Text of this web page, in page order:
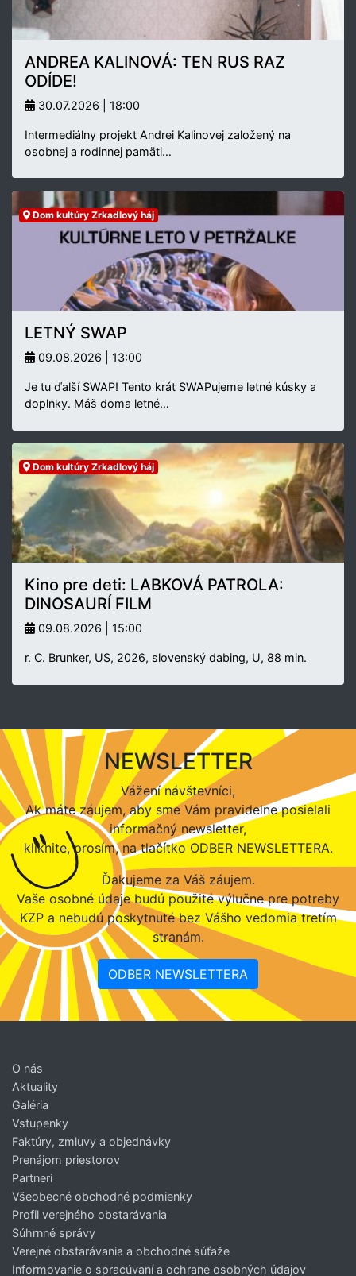
ANDREA KALINOVÁ: TEN RUS RAZ
ODÍDE!
30.07.2026 | 18:00
Intermediálny projekt Andrei Kalinovej založený na
osobnej a rodinnej pamäti…
Dom kultúry Zrkadlový háj
LETNÝ SWAP
09.08.2026 | 13:00
Je tu ďalší SWAP! Tento krát SWAPujeme letné kúsky a
doplnky. Máš doma letné…
Dom kultúry Zrkadlový háj
Kino pre deti: LABKOVÁ PATROLA:
DINOSAURÍ FILM
09.08.2026 | 15:00
r. C. Brunker, US, 2026, slovenský dabing, U, 88 min.
NEWSLETTER
Vážení návštevníci,
Ak máte záujem, aby sme Vám pravidelne posielali
informačný newsletter,
kliknite, prosím, na tlačítko ODBER NEWSLETTERA.
Ďakujeme za Váš záujem.
Vaše osobné údaje budú použité výlučne pre potreby
KZP a nebudú poskytnuté bez Vášho vedomia tretím
stranám.
ODBER NEWSLETTERA
O nás
Aktuality
Galéria
Vstupenky
Faktúry, zmluvy a objednávky
Prenájom priestorov
Partneri
Všeobecné obchodné podmienky
Profil verejného obstarávania
Súhrnné správy
Verejné obstarávania a obchodné súťaže
Informovanie o spracúvaní a ochrane osobných údajov